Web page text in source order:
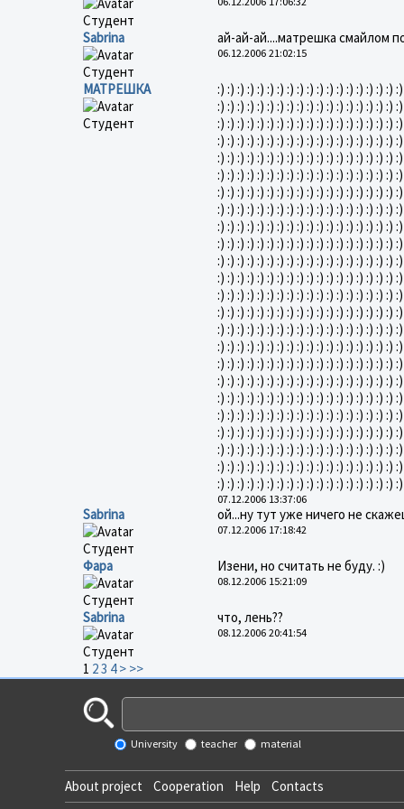
Студент
Sabrina
Студент
ай-ай-ай....матрешка смайлом
06.12.2006 21:02:15
МАТРЕШКА
Студент
:) :) :) :) :) :) :) :) :) :) :) :) :) :) :) :) :) :)
:) :) :) :) :) :) :) :) :) :) :) :) :) :) :) :) :) :)
:) :) :) :) :) :) :) :) :) :) :) :) :) :) :) :) :) :)
:) :) :) :) :) :) :) :) :) :) :) :) :) :) :) :) :) :)
:) :) :) :) :) :) :) :) :) :) :) :) :) :) :) :) :) :)
:) :) :) :) :) :) :) :) :) :) :) :) :) :) :) :) :) :)
:) :) :) :) :) :) :) :) :) :) :) :) :) :) :) :) :) :)
:) :) :) :) :) :) :) :) :) :) :) :) :) :) :) :) :) :)
:) :) :) :) :) :) :) :) :) :) :) :) :) :) :) :) :) :)
:) :) :) :) :) :) :) :) :) :) :) :) :) :) :) :) :) :)
:) :) :) :) :) :) :) :) :) :) :) :) :) :) :) :) :) :)
:) :) :) :) :) :) :) :) :) :) :) :) :) :) :) :) :) :)
:) :) :) :) :) :) :) :) :) :) :) :) :) :) :) :) :) :)
:) :) :) :) :) :) :) :) :) :) :) :) :) :) :) :) :) :)
:) :) :) :) :) :) :) :) :) :) :) :) :) :) :) :) :) :)
:) :) :) :) :) :) :) :) :) :) :) :) :) :) :) :) :) :)
:) :) :) :) :) :) :) :) :) :) :) :) :) :) :) :) :) :)
:) :) :) :) :) :) :) :) :) :) :) :) :) :) :) :) :) :)
:) :) :) :) :) :) :) :) :) :) :) :) :) :) :) :) :) :)
:) :) :) :) :) :) :) :) :) :) :) :) :) :) :) :) :) :)
:) :) :) :) :) :) :) :) :) :) :) :) :) :) :) :) :) :)
:) :) :) :) :) :) :) :) :) :) :) :) :) :) :) :) :) :)
:) :) :) :) :) :) :) :) :) :) :) :) :) :) :) :) :) :)
:) :) :) :) :) :) :) :) :) :) :) :) :) :) :) :) :) :)
07.12.2006 13:37:06
Sabrina
Студент
ой...ну тут уже ничего не
07.12.2006 17:18:42
Фара
Студент
Изени, но считать не буду. :)
08.12.2006 15:21:09
Sabrina
Студент
что, лень??
08.12.2006 20:41:54
1 23 4 > >>
University teacher material
About project Cooperation Help Contacts